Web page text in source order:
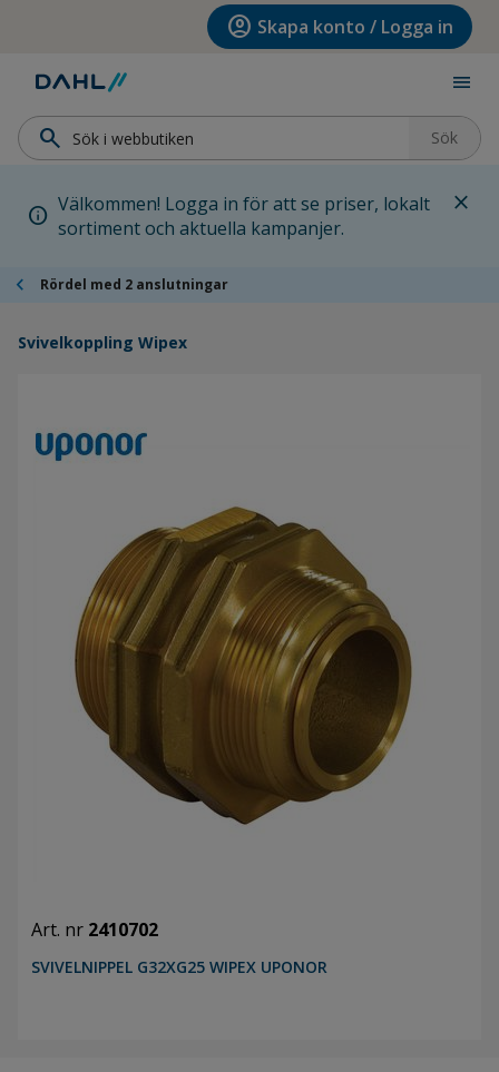
Hoppa till huvudinnehållet account_circle Skapa konto / Logga in
menu
search Sök
info Välkommen! Logga in för att se priser, lokalt
sortiment och aktuella kampanjer.
close
chevron_left Rördel med 2 anslutningar
Svivelkoppling Wipex
Art. nr 2410702
SVIVELNIPPEL G32XG25 WIPEX UPONOR